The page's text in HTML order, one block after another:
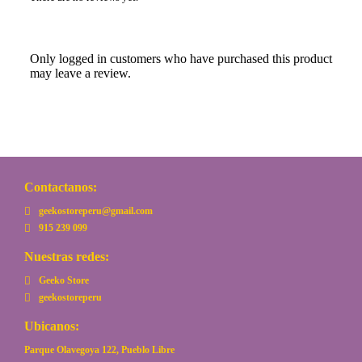
Only logged in customers who have purchased this product
may leave a review.
Contactanos:
geekostoreperu@gmail.com
915 239 099
Nuestras redes:
Geeko Store
geekostoreperu
Ubicanos:
Parque Olavegoya 122, Pueblo Libre